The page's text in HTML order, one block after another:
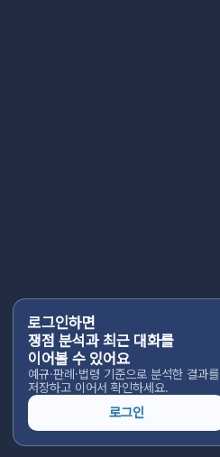
로그인하면
쟁점 분석과 최근 대화를
이어볼 수 있어요
예규·판례·법령 기준으로 분석한 결과를
저장하고 이어서 확인하세요.
로그인